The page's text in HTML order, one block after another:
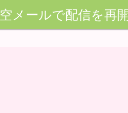
空メールで配信を再